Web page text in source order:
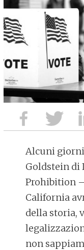
Alcuni
Goldstein di
Prohibition –
California
della storia,
non